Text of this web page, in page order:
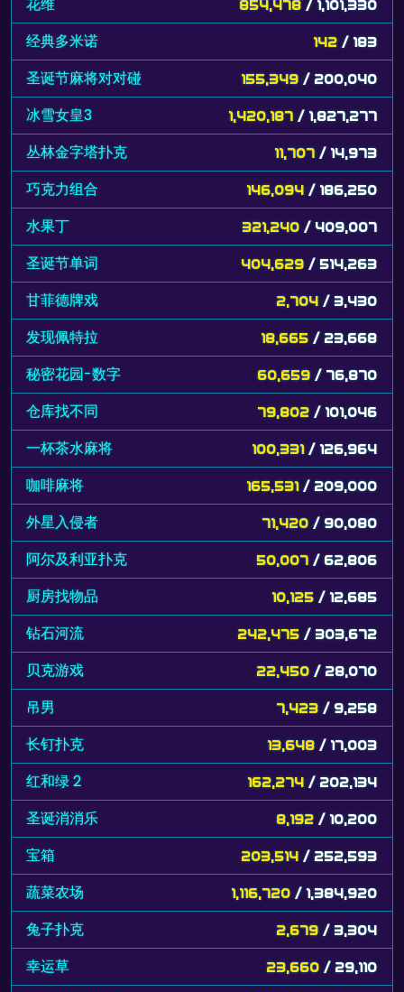
854,478 / 1,101,330
经典多米诺 142 / 183
圣诞节麻将对对碰 155,349 / 200,040
冰雪女皇3 1,420,187 / 1,827,277
丛林金字塔扑克 11,707 / 14,973
巧克力组合 146,094 / 186,250
水果丁 321,240 / 409,007
圣诞节单词 404,629 / 514,263
甘菲德牌戏 2,704 / 3,430
发现佩特拉 18,665 / 23,668
秘密花园-数字 60,659 / 76,870
仓库找不同 79,802 / 101,046
一杯茶水麻将 100,331 / 126,964
咖啡麻将 165,531 / 209,000
外星入侵者 71,420 / 90,080
阿尔及利亚扑克 50,007 / 62,806
厨房找物品 10,125 / 12,685
钻石河流 242,475 / 303,672
贝克游戏 22,450 / 28,070
吊男 7,423 / 9,258
长钉扑克 13,648 / 17,003
红和绿 2 162,274 / 202,134
圣诞消消乐 8,192 / 10,200
宝箱 203,514 / 252,593
蔬菜农场 1,116,720 / 1,384,920
兔子扑克 2,679 / 3,304
幸运草 23,660 / 29,110